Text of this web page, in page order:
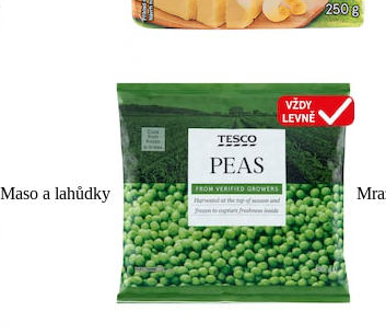
Maso a lahůdky